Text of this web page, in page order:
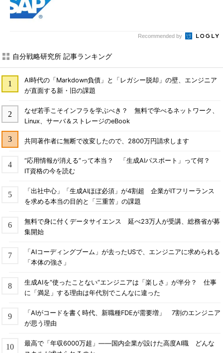
Recommended by
自分戦略研究所 記事ランキング
AI時代の「Markdown負債」と「レガシー脱却」の壁、エンジニア
が直面する新・旧の課題
なぜ若手こそインフラを学ぶべき？ 無料で学べるネットワーク、
Linux、サーバ＆ストレージのeBook
共同著作者に無断で改変したので、2800万円請求します
“応用情報が消える”って本当？ 「生成AIパスポート」って何？
IT資格の今を読む
「出社中心」「生成AIほぼ必須」が4割超 企業がITフリーランス
を求める本当の目的と「三重苦」の課題
無料で身に付くデータサイエンス 延べ23万人が受講、総務省が募
集開始
「AIコーディングブーム」が去ったUSで、エンジニアに求められる
「本体の強さ」
生成AIを“使ったことない”エンジニアは「楽しさ」が半分？ 仕事
に「満足」する理由は年代別でこんなに違った
「AIがコードを書く時代、新職種FDEが需要増」 7割のエンジニア
が思う理由
最高で「年収6000万超」――国内企業が設けた高度AI職 どんな